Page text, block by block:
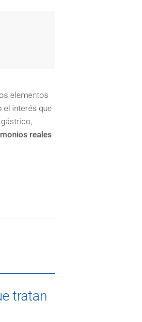
elementos
el interés que
reales
tratan